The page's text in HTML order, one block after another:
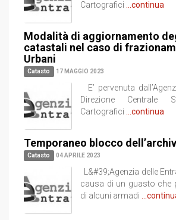
Cartografici
...continua
Modalità di aggiornamento
catastali nel caso di
Urbani
Catasto 17 MAGGIO 2023
E’ pervenuta
Direzione Centrale
Cartografici
...continua
Temporaneo blocco
Catasto 04 APRILE 2023
L&#39;Agenzia delle
causa di un guasto che
di alcuni armadi